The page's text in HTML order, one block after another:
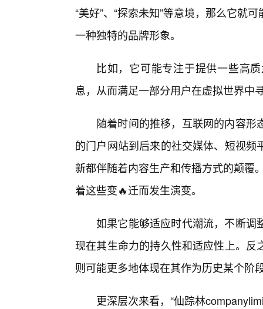
“美好”、“探索未知”等意境，那么它就
一种独特的品牌形象。
比如，它可能专注于提供一些高
息，从而满足一部分用户在虚拟世界中
随着时间的推移，互联网的内容
的门户网站到后来的社交媒体、短视
新都伴随着内容生产和传播方式的颠覆
着这些变🔥迁而发生演变。
如果它能够适应时代潮流，不断调
现在其生命力的持久性和适应性上。
则可能更多地体现在其作为历史某个阶
更深层次来看，“仙踪林